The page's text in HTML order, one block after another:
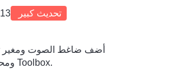
تحديث كبير 13 سبتمبر 2022
ومحول الصور في Toolbox.